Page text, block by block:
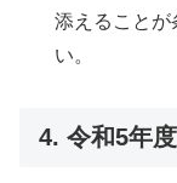
添えることが
い。
4. 令和5年